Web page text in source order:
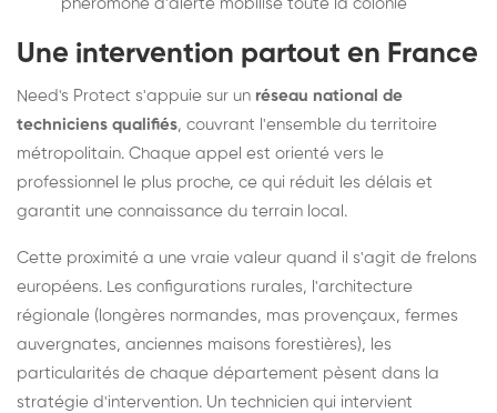
phéromone d'alerte mobilise toute la colonie
Une intervention partout en France
Need's Protect s'appuie sur un réseau national de
techniciens qualifiés, couvrant l'ensemble du territoire
métropolitain. Chaque appel est orienté vers le
professionnel le plus proche, ce qui réduit les délais et
garantit une connaissance du terrain local.
Cette proximité a une vraie valeur quand il s'agit de frelons
européens. Les configurations rurales, l'architecture
régionale (longères normandes, mas provençaux, fermes
auvergnates, anciennes maisons forestières), les
particularités de chaque département pèsent dans la
stratégie d'intervention. Un technicien qui intervient